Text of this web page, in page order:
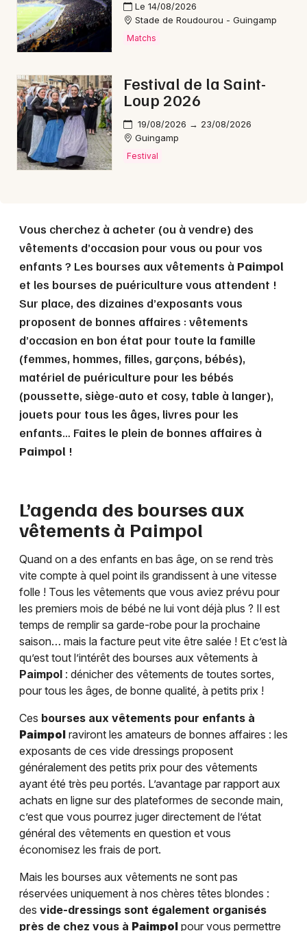
22 - Côtes d'Armor
Choisir mes départements
Mon email
Je m'abonne
Le 14/08/2026
Stade de Roudourou - Guingamp
Matchs
Festival de la Saint-
Loup 2026
19/08/2026 → 23/08/2026
Guingamp
Festival
Vous cherchez à acheter (ou à vendre) des
vêtements d’occasion pour vous ou pour vos
enfants ? Les bourses aux vêtements à Paimpol
et les bourses de puériculture vous attendent !
Sur place, des dizaines d’exposants vous
proposent de bonnes affaires : vêtements
d’occasion en bon état pour toute la famille
(femmes, hommes, filles, garçons, bébés),
matériel de puériculture pour les bébés
(poussette, siège-auto et cosy, table à langer),
jouets pour tous les âges, livres pour les
enfants… Faites le plein de bonnes affaires à
Paimpol !
L’agenda des bourses aux
vêtements à Paimpol
Quand on a des enfants en bas âge, on se rend très
vite compte à quel point ils grandissent à une vitesse
folle ! Tous les vêtements que vous aviez prévu pour
les premiers mois de bébé ne lui vont déjà plus ? Il est
temps de remplir sa garde-robe pour la prochaine
saison… mais la facture peut vite être salée ! Et c’est là
qu’est tout l’intérêt des bourses aux vêtements à
Paimpol : dénicher des vêtements de toutes sortes,
pour tous les âges, de bonne qualité, à petits prix !
Ces bourses aux vêtements pour enfants à
Paimpol raviront les amateurs de bonnes affaires : les
exposants de ces vide dressings proposent
généralement des petits prix pour des vêtements
ayant été très peu portés. L’avantage par rapport aux
achats en ligne sur des plateformes de seconde main,
c’est que vous pourrez juger directement de l’état
général des vêtements en question et vous
économisez les frais de port.
Mais les bourses aux vêtements ne sont pas
réservées uniquement à nos chères têtes blondes :
des vide-dressings sont également organisés
près de chez vous à Paimpol pour vous permettre